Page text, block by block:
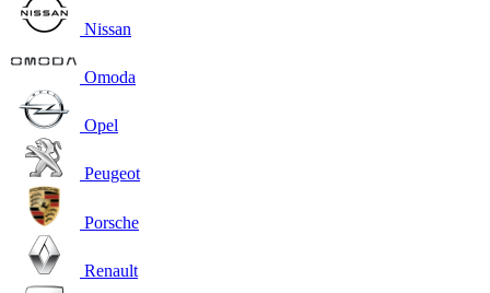
Nissan
Omoda
Opel
Peugeot
Porsche
Renault